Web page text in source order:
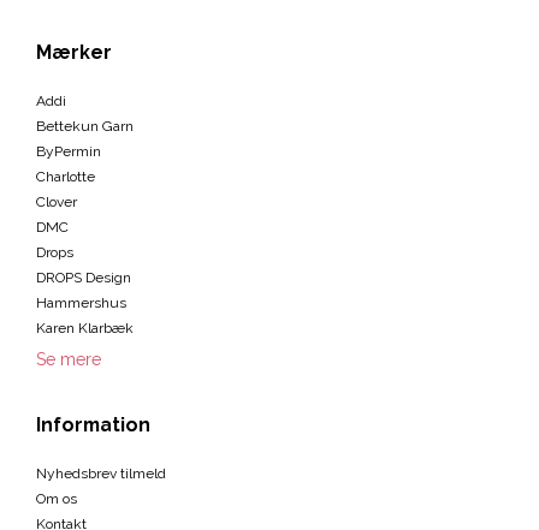
Mærker
Addi
Bettekun Garn
ByPermin
Charlotte
Clover
DMC
Drops
DROPS Design
Hammershus
Karen Klarbæk
Se mere
Information
Nyhedsbrev tilmeld
Om os
Kontakt